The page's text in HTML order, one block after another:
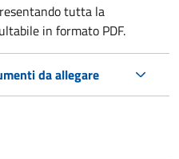
tutta la
in formato PDF.
da allegare